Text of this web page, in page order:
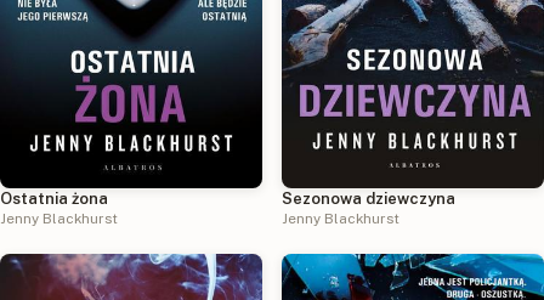
Ostatnia żona
Jenny Blackhurst
Sezonowa dziewczyna
Jenny Blackhurst